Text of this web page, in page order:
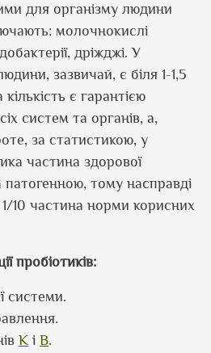
для організму людини
молочнокислі
дріжджі. У
зазвичай, є біля 1-1,5
є гарантією
систем та органів, а,
за статистикою, у
частина здорової
тому насправді
10 частина норми корисних
пробіотиків:
системи.
Кі В.